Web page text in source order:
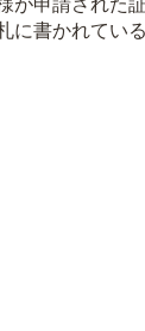
が申請された
に書かれてい